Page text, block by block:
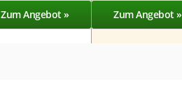
Zum Angebot » Zum Angebot »